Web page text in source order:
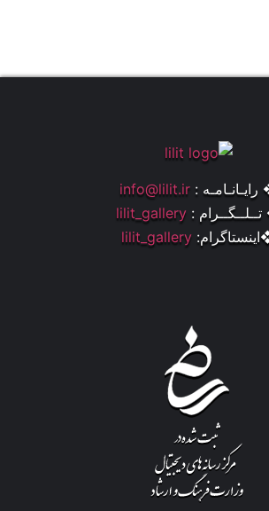
:
info@lilit.ir
:
lilit_gallery
lilit_gallery